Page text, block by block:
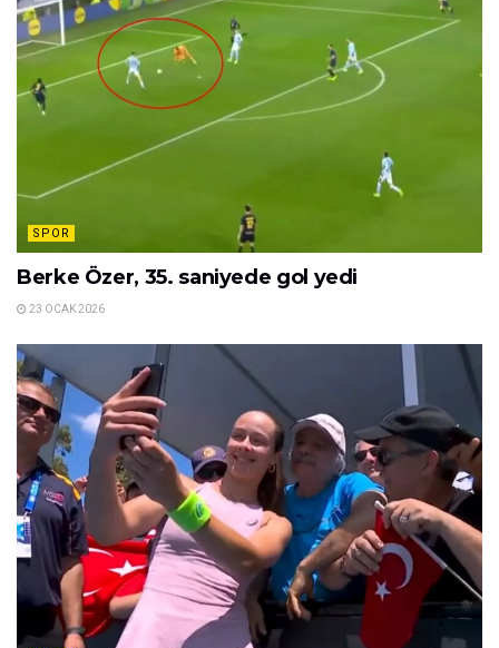
SPOR
Berke Özer, 35. saniyede gol yedi
23 OCAK 2026